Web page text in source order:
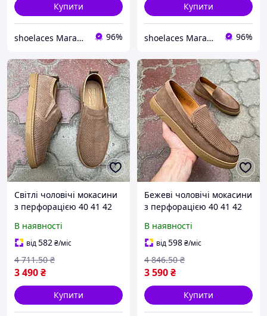
Купити
shoelaces Магазин одягу і взуття на кожний день 96%
Купити
shoelaces Магазин одягу і взуття на кожний день 96%
Світлі чоловічі мокасини
з перфорацією 40 41 42
В наявності
від582₴/міс
3 490₴
4 711.50 ₴
Купити
Бежеві чоловічі мокасини
з перфорацією 40 41 42
В наявності
від598₴/міс
3 590₴
4 846.50 ₴
Купити